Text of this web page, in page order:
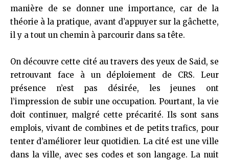
manière de se donner une importance, car de la
théorie à la pratique, avant d’appuyer sur la gâchette,
il y a tout un chemin à parcourir dans sa tête.
On découvre cette cité au travers des yeux de Said, se
retrouvant face à un déploiement de CRS. Leur
présence n’est pas désirée, les jeunes ont
l’impression de subir une occupation. Pourtant, la vie
doit continuer, malgré cette précarité. Ils sont sans
emplois, vivant de combines et de petits trafics, pour
tenter d’améliorer leur quotidien. La cité est une ville
dans la ville, avec ses codes et son langage. La nuit